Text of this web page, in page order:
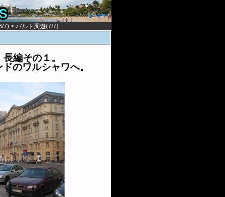
7) > バルト周遊(7/7)
編その１。
のワルシャワへ。